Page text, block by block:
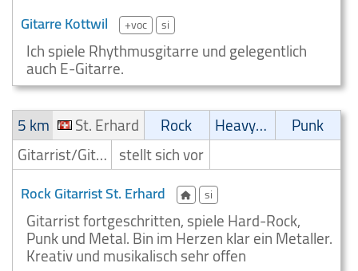
Gitarre Kottwil +voc si
Ich spiele Rhythmusgitarre und gelegentlich
auch E-Gitarre.
5 km
St. Erhard Rock Heavy-Metal
Punk
Gitarrist/Gitarrenspieler stellt sich vor
Rock Gitarrist St. Erhard si
Gitarrist fortgeschritten, spiele Hard-Rock,
Punk und Metal. Bin im Herzen klar ein Metaller.
Kreativ und musikalisch sehr offen